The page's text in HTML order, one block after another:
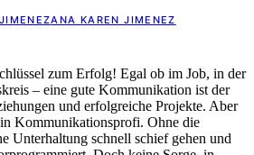
ANA KAREN JIMENEZ
zum Erfolg! Egal ob im Job, in der
– eine gute Kommunikation ist der
und erfolgreiche Projekte. Aber
Kommunikationsprofi. Ohne die
Unterhaltung schnell schief gehen und